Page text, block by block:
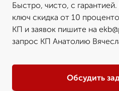
Быстро, чисто, с
ключ скидка от 10
КП и заявок пишите на
запрос КП Анатолию
Обсудить